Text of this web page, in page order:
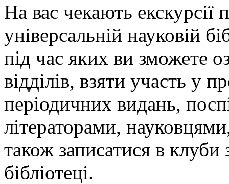
На вас чекають
універсальній науковій
під час яких ви зможете
відділів, взяти участь у
періодичних видань,
літераторами,
також записатися в клуби
бібліотеці.